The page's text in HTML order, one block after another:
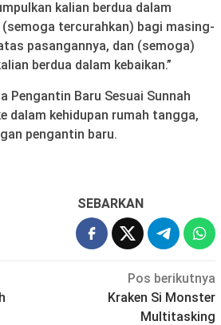
kalian berdua dalam
(semoga tercurahkan) bagi masing-
pasangannya, dan (semoga)
berdua dalam kebaikan.”
Pengantin Baru Sesuai Sunnah
dalam kehidupan rumah tangga,
pengantin baru.
SEBARKAN
Pos berikutnya
Kraken Si Monster
Multitasking